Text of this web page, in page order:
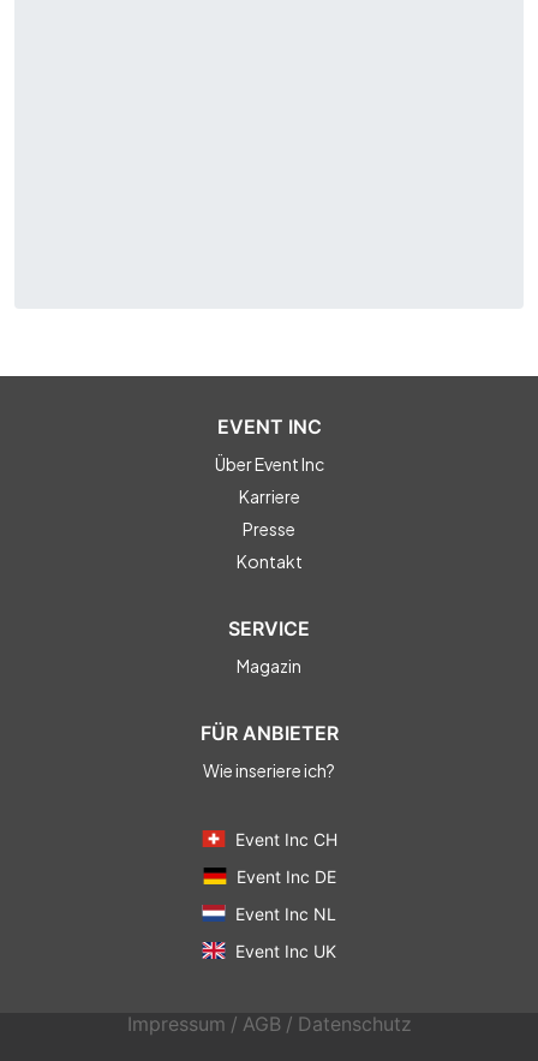
EVENT INC
Über Event Inc
Karriere
Presse
Kontakt
SERVICE
Magazin
FÜR ANBIETER
Wie inseriere ich?
Event Inc CH
Event Inc DE
Event Inc NL
Event Inc UK
Impressum / AGB / Datenschutz